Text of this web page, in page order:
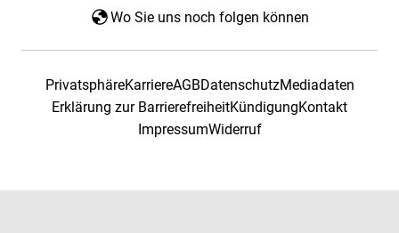
Wo Sie uns noch folgen können
PrivatsphäreKarriereAGBDatenschutzMediadaten
Erklärung zur BarrierefreiheitKündigungKontakt
ImpressumWiderruf